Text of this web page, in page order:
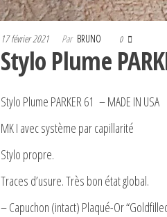
17 février 2021 Par BRUNO 0
Stylo Plume
Stylo Plume PARKER 61 – MADE IN USA
MK I avec système par capillarité
Stylo propre.
Traces d’usure. Très bon état global.
– Capuchon (intact) Plaqué-Or